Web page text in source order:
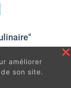
améliorer
son site.